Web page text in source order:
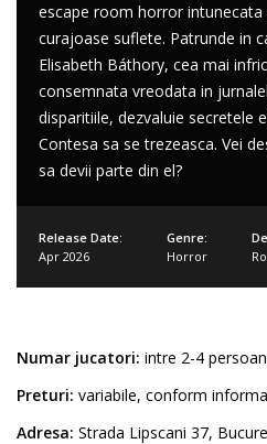
escape room horror
curajoase suflete. Patrunde in
Elisabeth Báthory, cea mai
consemnata vreodata in
disparitiile, dezvaluie secretele
Contesa sa se trezeasca. Vei
sa devii parte din el?
Release Date:
Apr 2026
Genre:
Horror
Numar jucatori: intre 2-4
Preturi: variabile, conform
Adresa: Strada Lipscani 37,